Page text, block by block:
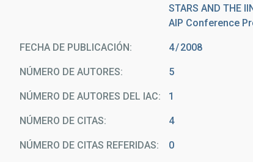
STARS AND THE
AIP Conference
FECHA DE PUBLICACIÓN: 4 2008
NÚMERO DE AUTORES 5
NÚMERO DE AUTORES DEL IAC 1
NÚMERO DE CITAS 4
NÚMERO DE CITAS REFERIDAS 0